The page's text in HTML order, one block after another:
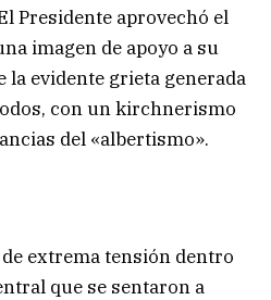
Presidente aprovechó el
imagen de apoyo a su
la evidente grieta generada
con un kirchnerismo
del «albertismo».
extrema tensión dentro
que se sentaron a